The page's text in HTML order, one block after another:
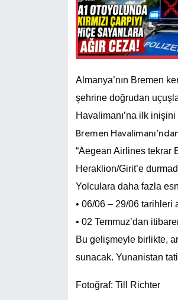
Almanya’nın Bremen
şehrine doğrudan
Havalimanı’na ilk
Bremen
“Aegean Airlines tekrar
Heraklion/Girit’e
Yolculara daha fazla
• 06/06 – 29/06 tarihleri
• 02 Temmuz’dan
Bu gelişmeyle birlikte,
sunacak. Yunanistan
Fotoğraf: Till Richter